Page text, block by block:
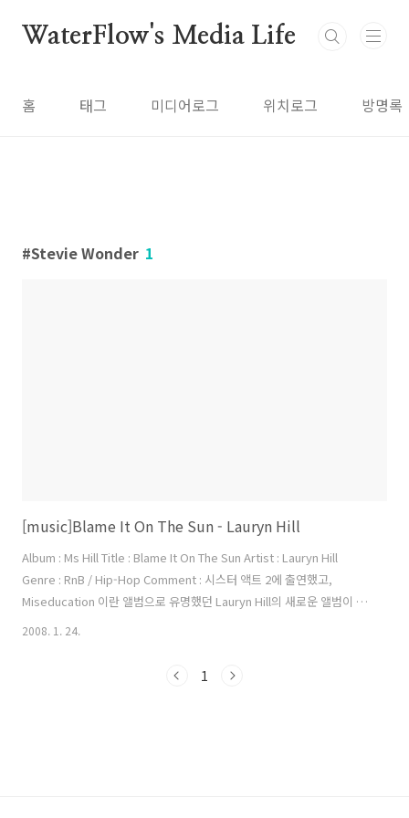
WaterFlow's Media Life
홈 태그 미디어로그 위치로그 방명록
Stevie Wonder 1
[music]Blame It On The Sun - Lauryn Hill
Album : Ms Hill Title : Blame It On The Sun Artist : Lauryn Hill
Genre : RnB / Hip-Hop Comment : 시스터 액트 2에 출연했고,
Miseducation 이란 앨범으로 유명했던 Lauryn Hill의 새로운 앨범이 나
왔다.. 너무 오랜만인 것 같아 어색하기까지 하지만 들을 수 밖에 없게 만
2008. 1. 24.
1